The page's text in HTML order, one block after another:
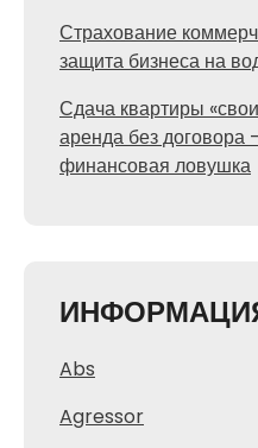
Страхование
защита бизнеса на
Сдача квартиры
аренда без договора
финансовая ловушка
Abs
Agressor